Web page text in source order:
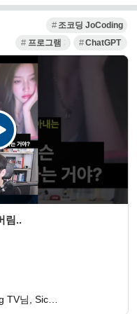
조코딩 JoCoding
프로그램 개발 ChatGPT
림..
TV님, Sic…